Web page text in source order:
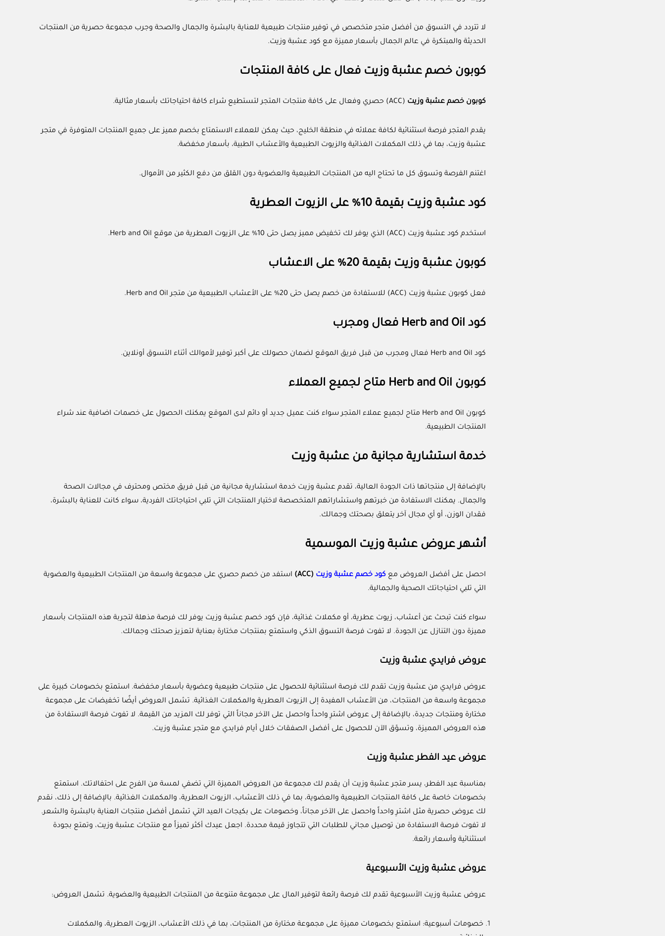
لا تتردد في التسوق من أفضل متجر متخصص في توفير منتجات طبيعية للعناية بالبشرة والجمال والصحة وجرب مجموعة حصرية من المنتجات
الحديثة والمبتكرة في عالم الجمال بأسعار مميزة مع كود عشبة وزيت.
كوبون خصم عشبة وزيت فعال على كافة المنتجات
كوبون خصم عشبة وزيت (ACC) حصري وفعال على كافة منتجات المتجر لتستطيع شراء كافة احتياجاتك بأسعار مثالية.
يقدم المتجر فرصة استثنائية لكافة عملائه في منطقة الخليج، حيث يمكن للعملاء الاستمتاع بخصم مميز على جميع المنتجات المتوفرة في متجر
عشبة وزيت، بما في ذلك المكملات الغذائية والزيوت الطبيعية والأعشاب الطبية، بأسعار مخفضة.
اغتنم الفرصة وتسوق كل ما تحتاج اليه من المنتجات الطبيعية والعضوية دون القلق من دفع الكثير من الأموال.
كود عشبة وزيت بقيمة 10% على الزيوت العطرية
استخدم كود عشبة وزيت (ACC) الذي يوفر لك تخفيض مميز يصل حتى 10% على الزيوت العطرية من موقع Herb and Oil.
كوبون عشبة وزيت بقيمة 20% على الاعشاب
فعل كوبون عشبة وزيت (ACC) للاستفادة من خصم يصل حتى 20% على الأعشاب الطبيعية من متجر Herb and Oil.
كود Herb and Oil فعال ومجرب
كود Herb and Oil فعال ومجرب من قبل فريق الموقع لضمان حصولك على أكبر توفير لأموالك أثناء التسوق أونلاين.
كوبون Herb and Oil متاح لجميع العملاء
كوبون Herb and Oil متاح لجميع عملاء المتجر سواء كنت عميل جديد أو دائم لدى الموقع يمكنك الحصول على خصمات اضافية عند شراء
المنتجات الطبيعية.
خدمة استشارية مجانية من عشبة وزيت
بالإضافة إلى منتجاتها ذات الجودة العالية، تقدم عشبة وزيت خدمة استشارية مجانية من قبل فريق مختص ومحترف في مجالات الصحة
والجمال. يمكنك الاستفادة من خبرتهم واستشاراتهم المتخصصة لاختيار المنتجات التي تلبي احتياجاتك الفردية، سواء كانت للعناية بالبشرة،
فقدان الوزن، أو أي مجال آخر يتعلق بصحتك وجمالك.
أشهر عروض عشبة وزيت الموسمية
احصل على أفضل العروض مع كود خصم عشبة وزيت (ACC)
استفد من خصم حصري على مجموعة واسعة من المنتجات الطبيعية والعضوية
التي تلبي احتياجاتك الصحية والجمالية.
سواء كنت تبحث عن أعشاب، زيوت عطرية، أو مكملات غذائية، فإن كود خصم عشبة وزيت يوفر لك فرصة مذهلة لتجربة هذه المنتجات بأسعار
مميزة دون التنازل عن الجودة. لا تفوت فرصة التسوق الذكي واستمتع بمنتجات مختارة بعناية لتعزيز صحتك وجمالك.
عروض فرايدي عشبة وزيت
عروض فرايدي من عشبة وزيت تقدم لك فرصة استثنائية للحصول على منتجات طبيعية وعضوية بأسعار مخفضة. استمتع بخصومات كبيرة على
مجموعة واسعة من المنتجات، من الأعشاب المفيدة إلى الزيوت العطرية والمكملات الغذائية. تشمل العروض أيضًا تخفيضات على مجموعة
مختارة ومنتجات جديدة، بالإضافة إلى عروض اشترِ واحداً واحصل على الآخر مجاناً التي توفر لك المزيد من القيمة. لا تفوت فرصة الاستفادة من
هذه العروض المميزة، وتسوّق الآن للحصول على أفضل الصفقات خلال أيام فرايدي مع متجر عشبة وزيت.
عروض عيد الفطر عشبة وزيت
بمناسبة عيد الفطر، يسر متجر عشبة وزيت أن يقدم لك مجموعة من العروض المميزة التي تضفي لمسة من الفرح على احتفالاتك. استمتع
بخصومات خاصة على كافة المنتجات الطبيعية والعضوية، بما في ذلك الأعشاب، الزيوت العطرية، والمكملات الغذائية. بالإضافة إلى ذلك، نقدم
لك عروض حصرية مثل اشترِ واحداً واحصل على الآخر مجاناً، وخصومات على بكيجات العيد التي تشمل أفضل منتجات العناية بالبشرة والشعر.
لا تفوت فرصة الاستفادة من توصيل مجاني للطلبات التي تتجاوز قيمة محددة. اجعل عيدك أكثر تميزاً مع منتجات عشبة وزيت، وتمتع بجودة
استثنائية وأسعار رائعة.
عروض عشبة وزيت الأسبوعية
عروض عشبة وزيت الأسبوعية تقدم لك فرصة رائعة لتوفير المال على مجموعة متنوعة من المنتجات الطبيعية والعضوية. تشمل العروض:
خصومات أسبوعية: استمتع بخصومات مميزة على مجموعة مختارة من المنتجات، بما في ذلك الأعشاب، الزيوت العطرية، والمكملات